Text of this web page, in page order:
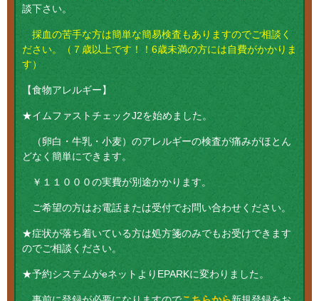
談下さい。
採血の苦手な方は簡単な簡易検査もありますのでご相談く
ださい。（７歳以上です！！6歳未満の方には自費がかかりま
す）
【食物アレルギー】
★イムファストチェックJ2を始めました。
（卵白・牛乳・小麦）のアレルギーの検査が痛みがほとん
どなく簡単にできます。
￥１１０００の実費が別途かかります。
ご希望の方はお電話または受付でお問い合わせください。
★症状が落ち着いている方は処方箋のみでもお受けできます
のでご相談ください。
★予約システムがeネットよりEPARKに変わりました。